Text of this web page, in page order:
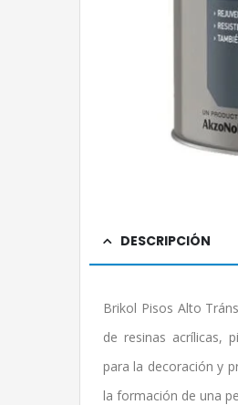
DESCRIPCIÓN
Brikol Pisos Alto
de resinas acrílicas,
para la decoración y
la formación de una